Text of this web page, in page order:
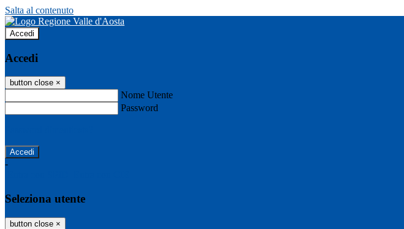
Salta al contenuto
Accedi
Accedi
button close ×
Nome Utente
Password
-
Seleziona utente
button close ×